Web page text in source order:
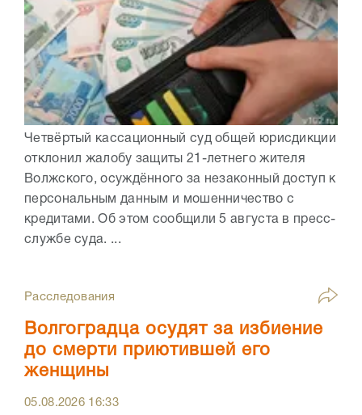
Четвёртый кассационный суд общей юрисдикции
отклонил жалобу защиты 21-летнего жителя
Волжского, осуждённого за незаконный доступ к
персональным данным и мошенничество с
кредитами. Об этом сообщили 5 августа в пресс-
службе суда. ...
Расследования
Волгоградца осудят за избиение
до смерти приютившей его
женщины
05.08.2026 16:33